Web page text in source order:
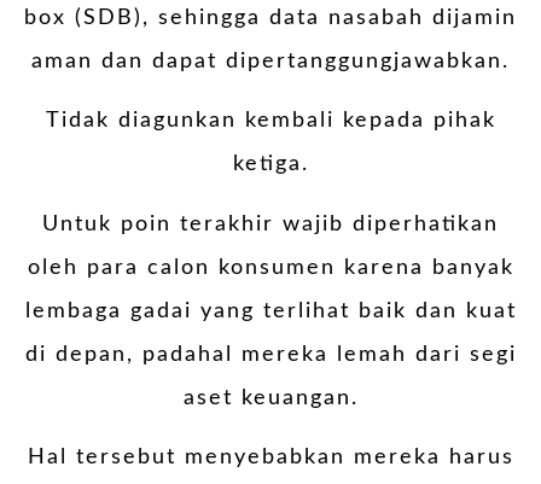
box (SDB), sehingga data nasabah dijamin
aman dan dapat dipertanggungjawabkan.
Tidak diagunkan kembali kepada pihak
ketiga.
Untuk poin terakhir wajib diperhatikan
oleh para calon konsumen karena banyak
lembaga gadai yang terlihat baik dan kuat
di depan, padahal mereka lemah dari segi
aset keuangan.
Hal tersebut menyebabkan mereka harus